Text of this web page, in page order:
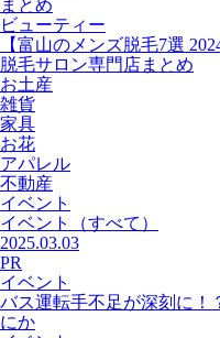
まとめ
ビューティー
【富山のメンズ脱毛7選
脱毛サロン専門店まとめ
お土産
雑貨
家具
お花
アパレル
不動産
イベント
イベント
（すべて）
2025.03.03
PR
イベント
バス運転手不足が深刻に！
にか